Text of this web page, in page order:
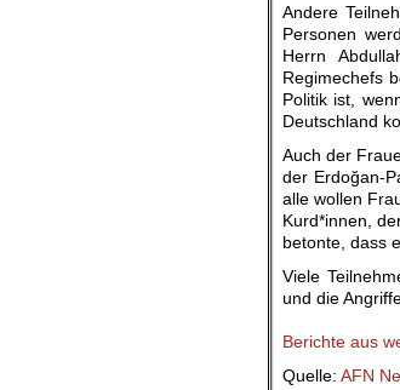
Andere
Personen
Herrn
Regimechefs
Politik ist,
Deutschland
Auch der
der Erdoğan-
alle wollen
Kurd*innen,
betonte, dass
Viele
und die
Berichte aus
Quelle: AFN